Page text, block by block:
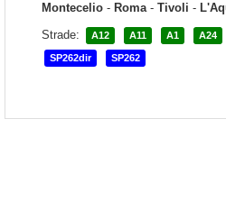
Montecelio - Roma- Tivoli -
Strade:
A12 A11 A1 A24
SP262dir SP262